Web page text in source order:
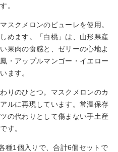
。
スクメロンのピューレを使用。
めます。「白桃」は、山形県産
果肉の食感と、ゼリーの心地よ
・アップルマンゴー・イエロー
ます。
りのひとつ。マスクメロンのカ
ルに再現しています。常温保存
の代わりとして傷まない手土産
す。
種1個入りで、合計6個セットで